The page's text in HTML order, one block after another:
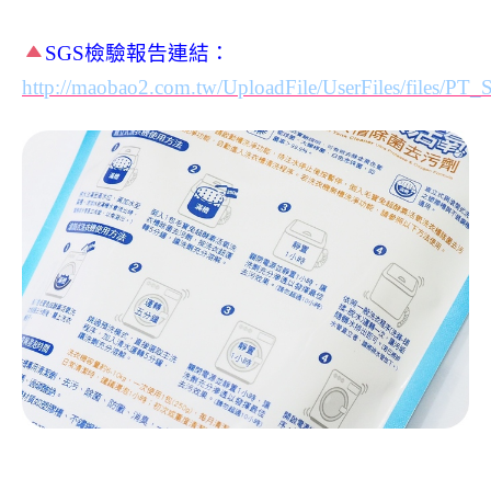
SGS檢驗報告連結：
http://maobao2.com.tw/UploadFile/UserFiles/files/